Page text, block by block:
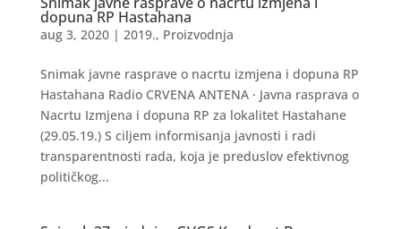
dopuna RP Hastahana
aug 3, 2020| 2019., Proizvodnja
Snimak javne rasprave o nacrtu izmjena i dopuna RP
Hastahana Radio CRVENA ANTENA · Javna rasprava o
Nacrtu Izmjena i dopuna RP za lokalitet Hastahane
(29.05.19.) S ciljem informisanja javnosti i radi
transparentnosti rada, koja je preduslov efektivnog
političkog...